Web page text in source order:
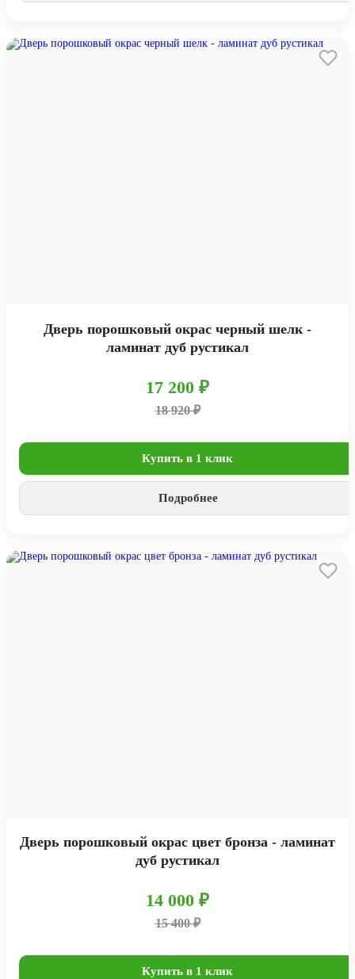
Дверь порошковый окрас черный шелк -
ламинат дуб рустикал
17 200 ₽
18 920 ₽
Купить в 1 клик
Подробнее
Дверь порошковый окрас цвет бронза - ламинат
дуб рустикал
14 000 ₽
15 400 ₽
Купить в 1 клик